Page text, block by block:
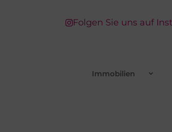
Folgen Sie uns auf
Immobilien